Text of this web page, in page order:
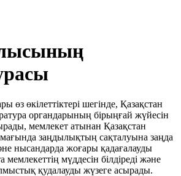
өз өкілеттіктері шегінде, Қазақстан
органдарының бірыңғай жүйесін
мемлекет атынан Қазақстан
заңдылықтың сақталуына заңда
нысандарда жоғары қадағалауды
мемлекеттің мүддесiн бiлдiредi және
қудалауды жүзеге асырады.